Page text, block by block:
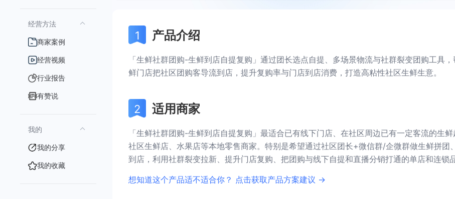
经营方法
商家案例
经营视频
行业报告
有赞说
我的
我的分享
我的收藏
产品介绍
「生鲜社群团购-生鲜到店自提复购」通过团长选点自提、多场景物流与社群裂变团购工具，
鲜门店把社区团购客导流到店，提升复购率与门店到店消费，打造高粘性社区生鲜生意。
适用商家
「生鲜社群团购-生鲜到店自提复购」最适合已有线下门店、在社区周边已有一定客流的生鲜
社区生鲜店、水果店等本地零售商家。特别是希望通过社区团长+微信群/企微群做生鲜拼团
到店，利用社群裂变拉新、提升门店复购、把团购与线下自提和直播分销打通的单店和连锁品
想知道这个产品适不适合你？ 点击获取产品方案建议 →